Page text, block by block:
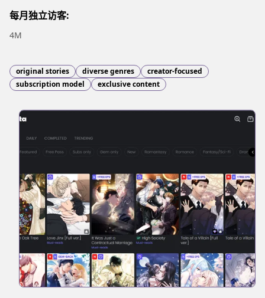
每月独立访客:
4M
original stories diverse genres
creator-focused
subscription model
exclusive content